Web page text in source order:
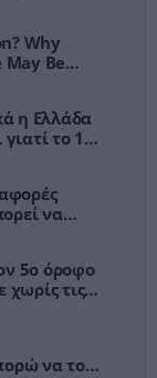
Why
May Be
η Ελλάδα
το 1
να
5ο όροφο
τις
να το